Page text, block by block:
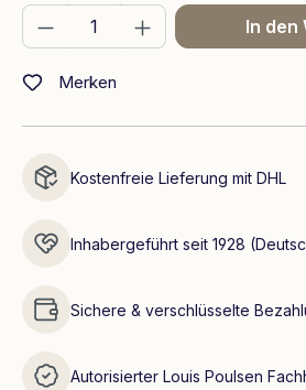
Produkt Anzahl: GibIn den
Merken
Kostenfreie Lieferung mit DHL
Inhabergeführt seit 1928
Sichere & verschlüsselte
Autorisierter Louis Poulsen